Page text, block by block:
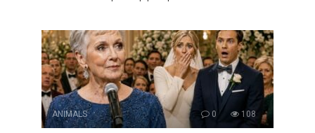
ANIMALS 0 108